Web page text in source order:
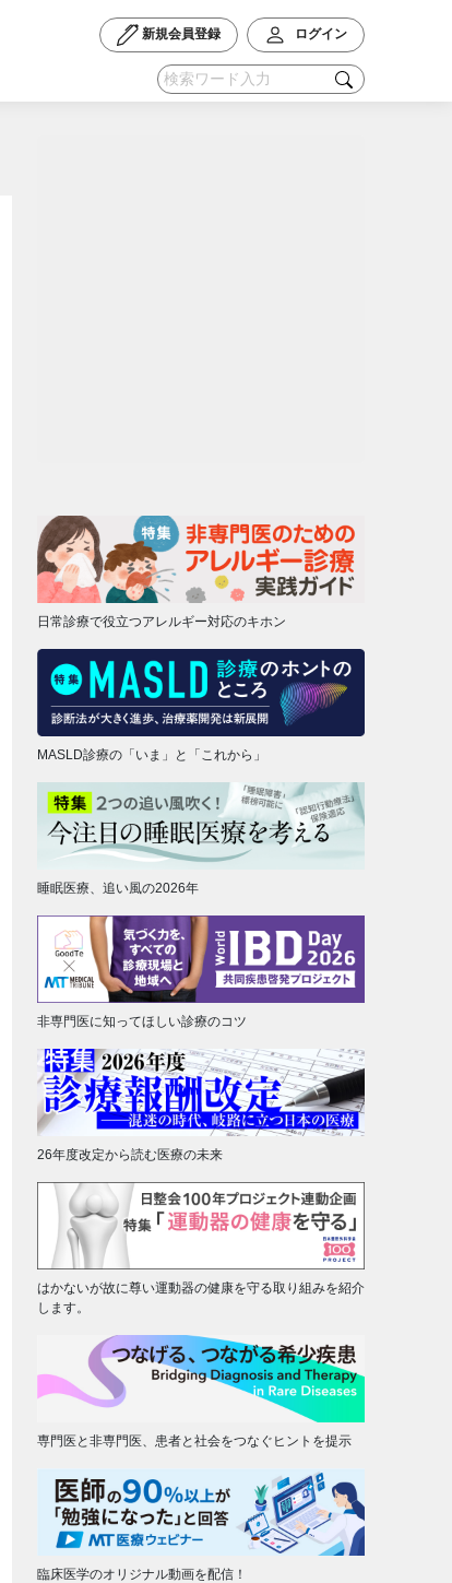
新規会員登録 ログイン
日常診療で役立つアレルギー対応のキホン
MASLD診療の「いま」と「これから」
睡眠医療、追い風の2026年
非専門医に知ってほしい診療のコツ
26年度改定から読む医療の未来
はかないが故に尊い運動器の健康を守る取り組みを紹介
します。
専門医と非専門医、患者と社会をつなぐヒントを提示
臨床医学のオリジナル動画を配信！